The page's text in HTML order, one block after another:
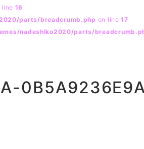
line 16
parts/breadcrumb.php on line17
nadeshiko2020/parts/